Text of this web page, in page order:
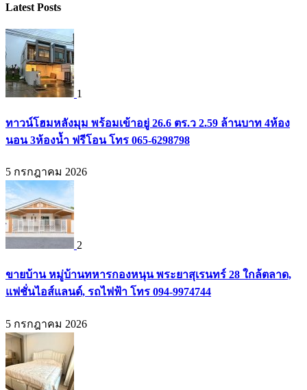
Latest Posts
1
ทาวน์โฮมหลังมุม พร้อมเข้าอยู่ 26.6 ตร.ว 2.59 ล้านบาท 4ห้อง
นอน 3ห้องน้ำ ฟรีโอน โทร 065-6298798
5 กรกฎาคม 2026
2
ขายบ้าน หมู่บ้านทหารกองหนุน พระยาสุเรนทร์ 28 ใกล้ตลาด,
แฟชั่นไอส์แลนด์, รถไฟฟ้า โทร 094-9974744
5 กรกฎาคม 2026